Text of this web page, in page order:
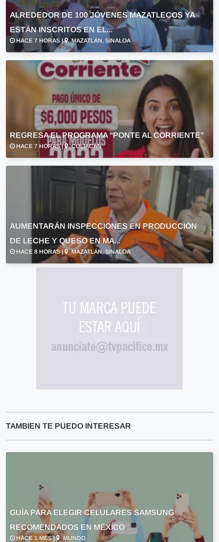
ALREDEDOR DE 100 JÓVENES MAZATLECOS YA
ESTÁN INSCRITOS EN EL...
HACE 7 HORAS | MAZATLÁN, SINALOA
REGRESA EL PROGRAMA “PONTE AL CORRIENTE”
HACE 7 HORAS | CULIACÁN
AUMENTARÁN INSPECCIONES EN PRODUCCIÓN
DE LECHE Y QUESO EN MA...
HACE 8 HORAS | MAZATLÁN, SINALOA
TAMBIEN TE PUEDO INTERESAR
GUÍA PARA ELEGIR CELULARES SAMSUNG
RECOMENDADOS EN MÉXICO
HACE 1 MES | MUNDO